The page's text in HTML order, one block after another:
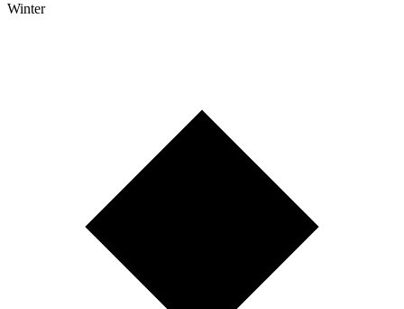
Winter